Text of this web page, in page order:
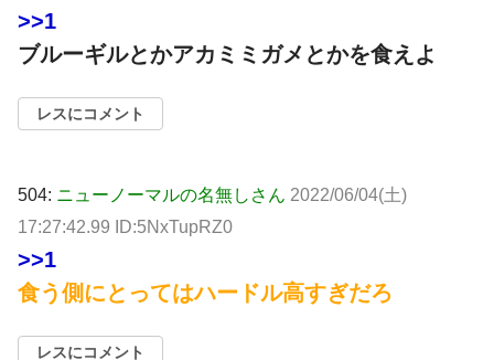
>>1
ブルーギルとかアカミミガメとかを食えよ
レスにコメント
504: ニューノーマルの名無しさん 2022/06/04(土)
17:27:42.99 ID:5NxTupRZ0
>>1
食う側にとってはハードル高すぎだろ
レスにコメント